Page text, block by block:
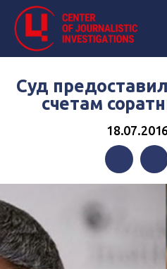
Суд
счетам
Facebook